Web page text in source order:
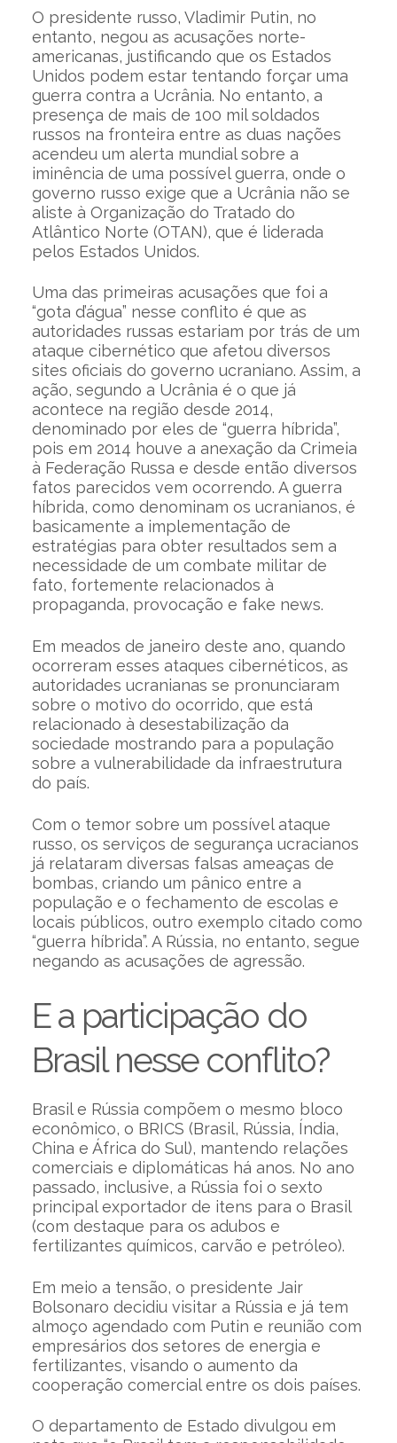
O presidente russo, Vladimir Putin, no
entanto, negou as acusações norte-
americanas, justificando que os Estados
Unidos podem estar tentando forçar uma
guerra contra a Ucrânia. No entanto, a
presença de mais de 100 mil soldados
russos na fronteira entre as duas nações
acendeu um alerta mundial sobre a
iminência de uma possível guerra, onde o
governo russo exige que a Ucrânia não se
aliste à Organização do Tratado do
Atlântico Norte (OTAN), que é liderada
pelos Estados Unidos.
Uma das primeiras acusações que foi a
“gota d’água” nesse conflito é que as
autoridades russas estariam por trás de um
ataque cibernético que afetou diversos
sites oficiais do governo ucraniano. Assim, a
ação, segundo a Ucrânia é o que já
acontece na região desde 2014,
denominado por eles de “guerra híbrida”,
pois em 2014 houve a anexação da Crimeia
à Federação Russa e desde então diversos
fatos parecidos vem ocorrendo. A guerra
híbrida, como denominam os ucranianos, é
basicamente a implementação de
estratégias para obter resultados sem a
necessidade de um combate militar de
fato, fortemente relacionados à
propaganda, provocação e fake news.
Em meados de janeiro deste ano, quando
ocorreram esses ataques cibernéticos, as
autoridades ucranianas se pronunciaram
sobre o motivo do ocorrido, que está
relacionado à desestabilização da
sociedade mostrando para a população
sobre a vulnerabilidade da infraestrutura
do país.
Com o temor sobre um possível ataque
russo, os serviços de segurança ucracianos
já relataram diversas falsas ameaças de
bombas, criando um pânico entre a
população e o fechamento de escolas e
locais públicos, outro exemplo citado como
“guerra híbrida”. A Rússia, no entanto, segue
negando as acusações de agressão.
E a participação do
Brasil nesse conflito?
Brasil e Rússia compõem o mesmo bloco
econômico, o BRICS (Brasil, Rússia, Índia,
China e África do Sul), mantendo relações
comerciais e diplomáticas há anos. No ano
passado, inclusive, a Rússia foi o sexto
principal exportador de itens para o Brasil
(com destaque para os adubos e
fertilizantes químicos, carvão e petróleo).
Em meio a tensão, o presidente Jair
Bolsonaro decidiu visitar a Rússia e já tem
almoço agendado com Putin e reunião com
empresários dos setores de energia e
fertilizantes, visando o aumento da
cooperação comercial entre os dois países.
O departamento de Estado divulgou em